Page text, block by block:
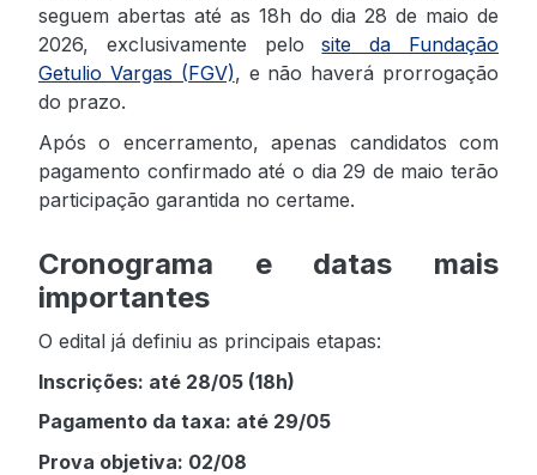
seguem abertas até as 18h do dia 28 de maio de
2026, exclusivamente pelosite da Fundação
Getulio Vargas (FGV), e não haverá prorrogação
do prazo.
Após o encerramento, apenas candidatos com
pagamento confirmado até o dia 29 de maio terão
participação garantida no certame.
Cronograma e datas mais
importantes
O edital já definiu as principais etapas:
Inscrições: até 28/05 (18h)
Pagamento da taxa: até 29/05
Prova objetiva: 02/08